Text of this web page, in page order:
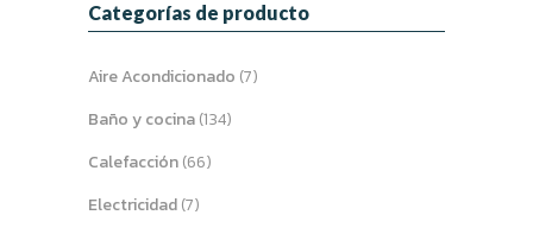
Categorías de producto
Aire Acondicionado (7)
Baño y cocina(134)
Calefacción(66)
Electricidad(7)